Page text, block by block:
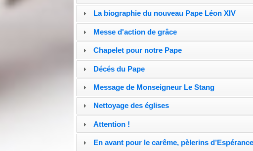
La biographie du nouveau Pape Léon XIV
Messe d'action de grâce
Chapelet pour notre Pape
Décés du Pape
Message de Monseigneur Le Stang
Nettoyage des églises
Attention !
En avant pour le carême, pèlerins